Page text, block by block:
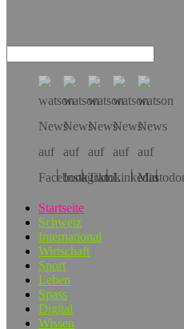
Hol
Startseite
Schweiz
International
Wirtschaft
Sport
Leben
Spass
Digital
Wissen